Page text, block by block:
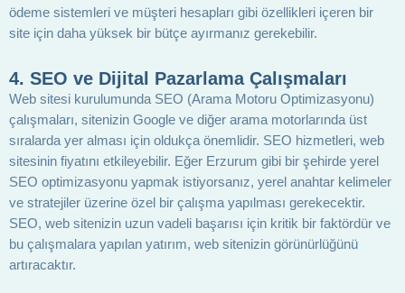
ödeme sistemleri ve müşteri hesapları gibi özellikleri içeren bir
site için daha yüksek bir bütçe ayırmanız gerekebilir.
4. SEO ve Dijital Pazarlama Çalışmaları
Web sitesi kurulumunda SEO (Arama Motoru Optimizasyonu)
çalışmaları, sitenizin Google ve diğer arama motorlarında üst
sıralarda yer alması için oldukça önemlidir. SEO hizmetleri, web
sitesinin fiyatını etkileyebilir. Eğer Erzurum gibi bir şehirde yerel
SEO optimizasyonu yapmak istiyorsanız, yerel anahtar kelimeler
ve stratejiler üzerine özel bir çalışma yapılması gerekecektir.
SEO, web sitenizin uzun vadeli başarısı için kritik bir faktördür ve
bu çalışmalara yapılan yatırım, web sitenizin görünürlüğünü
artıracaktır.